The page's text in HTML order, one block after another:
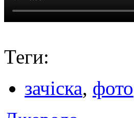
Теги:
зачіска, фото